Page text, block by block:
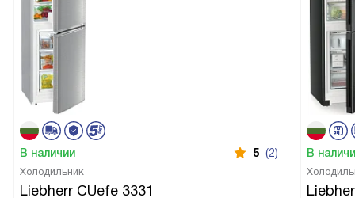
В наличии 5 (2)
Холодильник
Liebherr CUefe 3331
В